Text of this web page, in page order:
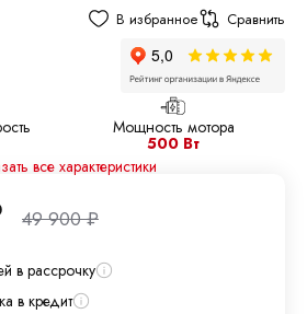
В избранное Сравнить
Мощность мотора
500 Вт
все характеристики
49 900₽
в рассрочку
в кредит